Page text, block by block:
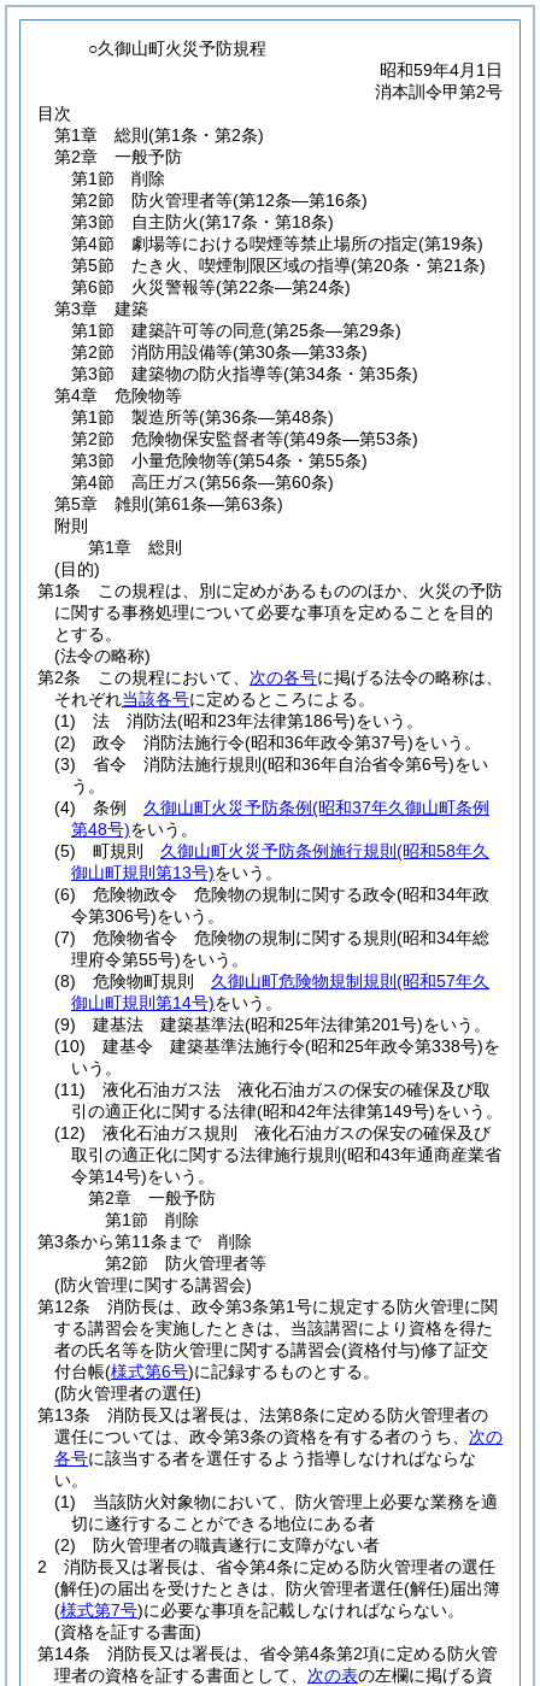
○久御山町火災予防規程
昭和59年4月1日
消本訓令甲第2号
目次
第1章
総則 (第1条・第2条)
第2章
一般予防
第1節
削除
第2節
防火管理者等(第12条―第16条)
第3節
自主防火(第17条・第18条)
第4節
劇場等における喫煙等禁止場所の指定(第19条)
第5節
たき火、喫煙制限区域の指導(第20条・第21条)
第6節
火災警報等(第22条―第24条)
第3章
建築
第1節
建築許可等の同意(第25条―第29条)
第2節
消防用設備等(第30条―第33条)
第3節
建築物の防火指導等(第34条・第35条)
第4章
危険物等
第1節
製造所等(第36条―第48条)
第2節
危険物保安監督者等(第49条―第53条)
第3節
小量危険物等(第54条・第55条)
第4節
高圧ガス(第56条―第60条)
第5章
雑則 (第61条―第63条)
附則
第1章
総則
(目的)
第1条
この規程は、別に定めがあるもののほか、火災の予防
に関する事務処理について必要な事項を定めることを目的
とする。
(法令の略称)
第2条
この規程において、 次の各号に掲げる法令の略称は、
それぞれ当該各号に定めるところによる。
(1)
法 消防法(昭和23年法律第186号)をいう。
(2)
政令 消防法施行令(昭和36年政令第37号)をいう。
(3)
省令 消防法施行規則 (昭和36年自治省令第6号)をい
う。
(4)
条例 久御山町火災予防条例(昭和37年久御山町条例
第48号)をいう。
(5)
町規則 久御山町火災予防条例施行規則 (昭和58年久
御山町規則第13号)をいう。
(6)
危険物政令 危険物の規制に関する政令(昭和34年政
令第306号)をいう。
(7)
危険物省令 危険物の規制に関する規則 (昭和34年総
理府令第55号)をいう。
(8)
危険物町規則 久御山町危険物規制規則 (昭和57年久
御山町規則第14号)をいう。
(9)
建基法 建築基準法(昭和25年法律第201号)をいう。
(10)
建基令 建築基準法施行令(昭和25年政令第338号)を
いう。
(11)
液化石油ガス法 液化石油ガスの保安の確保及び取
引の適正化に関する法律(昭和42年法律第149号)をいう。
(12)
液化石油ガス規則 液化石油ガスの保安の確保及び
取引の適正化に関する法律施行規則 (昭和43年通商産業省
令第14号)をいう。
第2章
一般予防
第1節
削除
第3条から第11条まで
削除
第2節
防火管理者等
(防火管理に関する講習会)
第12条
消防長は、政令第3条第1号に規定する防火管理に関
する講習会を実施したときは、当該講習により資格を得た
者の氏名等を防火管理に関する講習会(資格付与)修了証交
付台帳(様式第6号)に記録するものとする。
(防火管理者の選任)
第13条
消防長又は署長は、法第8条に定める防火管理者の
選任については、政令第3条の資格を有する者のうち、 次の
各号に該当する者を選任するよう指導しなければならな
い。
(1)
当該防火対象物において、防火管理上必要な業務を適
切に遂行することができる地位にある者
(2)
防火管理者の職責遂行に支障がない者
2
消防長又は署長は、省令第4条に定める防火管理者の選任
(解任)の届出を受けたときは、防火管理者選任(解任)届出簿
(様式第7号)に必要な事項を記載しなければならない。
(資格を証する書面)
第14条
消防長又は署長は、省令第4条第2項に定める防火管
理者の資格を証する書面として、 次の表の左欄に掲げる資